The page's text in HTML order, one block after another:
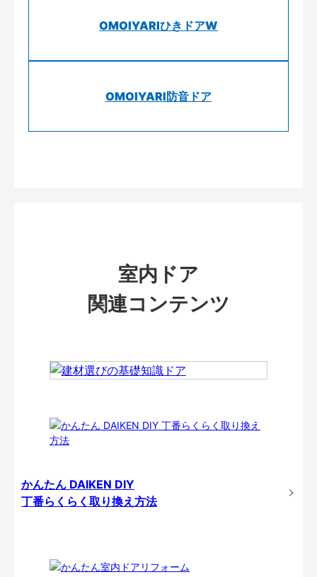
OMOIYARIひきドアW
OMOIYARI防音ドア
室内ドア
関連コンテンツ
かんたん DAIKEN DIY
丁番らくらく取り換え方法